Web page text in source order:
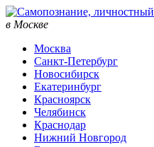
в Москве
Москва
Санкт-Петербург
Новосибирск
Екатеринбург
Красноярск
Челябинск
Краснодар
Нижний Новгород